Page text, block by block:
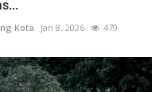
Kota Jan 8, 2026 479